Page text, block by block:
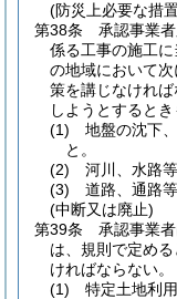
(防災上必要な措
第38条
承認事業
係る工事の施工
の地域において
策を講じなければ
しようとするとき
(1)
地盤の沈下
と。
(2)
河川、水路
(3)
道路、通路
(中断又は廃止)
第39条
承認事業者
は、規則で定め
ければならない。
(1)
特定土地利